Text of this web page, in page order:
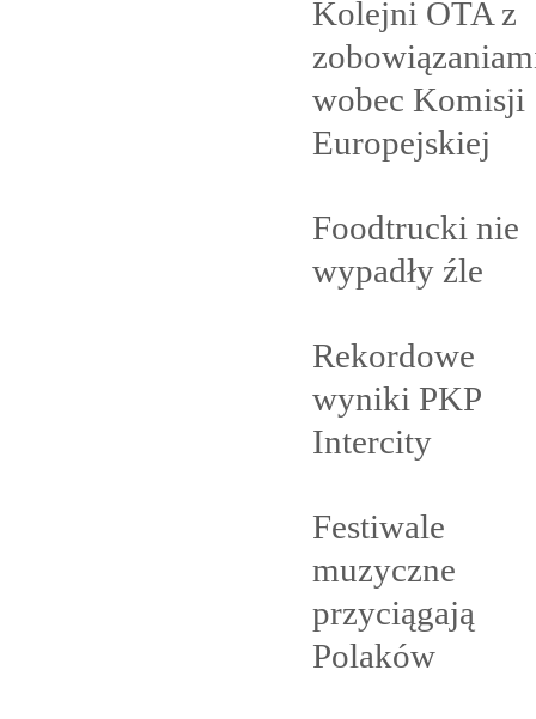
Kolejni OTA z
wobec Komisji
Europejskiej
Foodtrucki nie
wypadły źle
Rekordowe
wyniki PKP
Intercity
Festiwale
muzyczne
przyciągają
Polaków